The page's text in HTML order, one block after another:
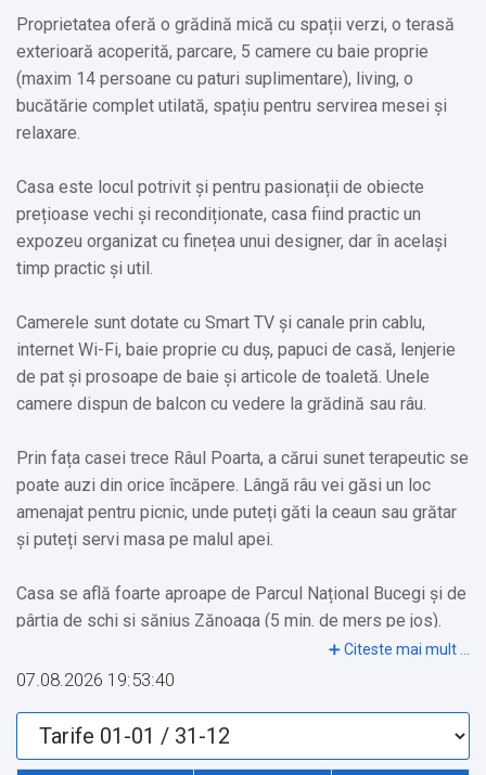
Proprietatea oferă o grădină mică cu spații verzi, o terasă
exterioară acoperită, parcare, 5 camere cu baie proprie
(maxim 14 persoane cu paturi suplimentare), living, o
bucătărie complet utilată, spațiu pentru servirea mesei și
relaxare.
Casa este locul potrivit și pentru pasionații de obiecte
prețioase vechi și recondiționate, casa fiind practic un
expozeu organizat cu finețea unui designer, dar în același
timp practic și util.
Camerele sunt dotate cu Smart TV și canale prin cablu,
internet Wi-Fi, baie proprie cu duș, papuci de casă, lenjerie
de pat și prosoape de baie și articole de toaletă. Unele
camere dispun de balcon cu vedere la grădină sau râu.
Prin fața casei trece Râul Poarta, a cărui sunet terapeutic se
poate auzi din orice încăpere. Lângă râu vei găsi un loc
amenajat pentru picnic, unde puteți găti la ceaun sau grătar
și puteți servi masa pe malul apei.
Casa se află foarte aproape de Parcul Național Bucegi și de
pârtia de schi și săniuș Zănoaga (5 min. de mers pe jos).
Zona este foarte liniștită, oferă intimitate și oportunitatea
de a vizita multe obiective turistice.
Vă așteptăm cu drag la Casa cu Amintiri din Bran!
07.08.2026 19:53:40